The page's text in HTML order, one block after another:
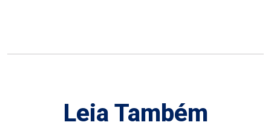
Leia Também